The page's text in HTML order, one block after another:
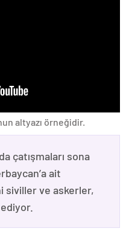
altyazı örneğidir.
çatışmaları sona
ait
siviller ve askerler,